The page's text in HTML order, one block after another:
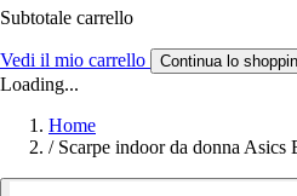
Subtotale carrello
Vedi il mio carrello Continua lo
Loading...
Home
/ Scarpe indoor da donna